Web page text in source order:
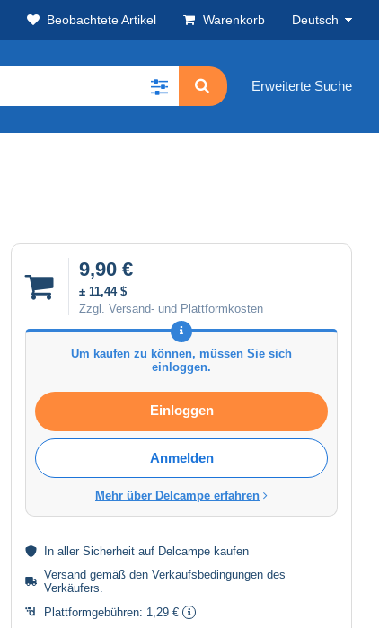
Beobachtete Artikel Warenkorb Deutsch
Erweiterte Suche
9,90 €
± 11,44 $
Zzgl. Versand- und Plattformkosten
Um kaufen zu können, müssen Sie sich
einloggen.
Einloggen
Anmelden
Mehr über Delcampe erfahren
In aller Sicherheit auf Delcampe kaufen
Versand gemäß den Verkaufsbedingungen des
Verkäufers
Plattformgebühren: 1,29 €